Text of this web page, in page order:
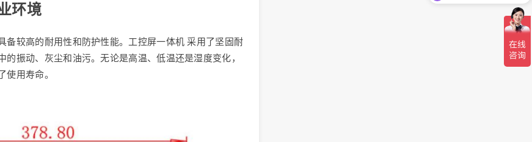
环境
较高的耐用性和防护性能。工控屏一体机 采用了坚固耐
振动、灰尘和油污。无论是高温、低温还是湿度变化，
使用寿命。